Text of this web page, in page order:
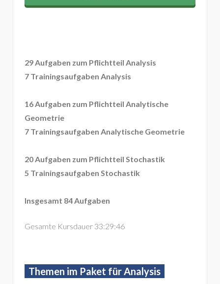
29 Aufgaben zum Pflichtteil Analysis
7 Trainingsaufgaben Analysis
16 Aufgaben zum Pflichtteil Analytische
Geometrie
7 Trainingsaufgaben Analytische Geometrie
20 Aufgaben zum Pflichtteil Stochastik
5 Trainingsaufgaben Stochastik
Insgesamt 84 Aufgaben
Gesamte Kursdauer 33:29:46
Themen im Paket für Analysis